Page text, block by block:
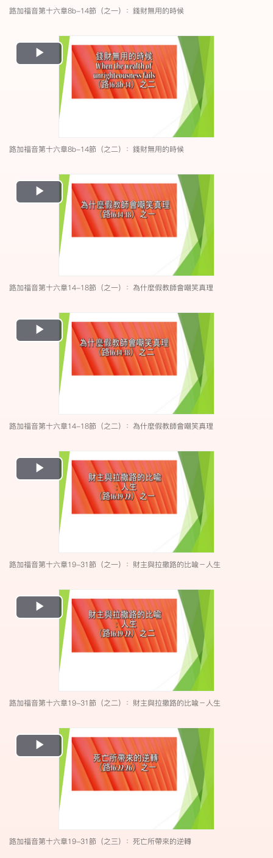
路加福音第十六章8b-14節（之一）：錢財無用的時候
Play
Video
路加福音第十六章8b-14節（之二）：錢財無用的時候
Play
Video
路加福音第十六章14-18節（之一）：為什麼假教師會嘲笑真理
Play
Video
路加福音第十六章14-18節（之二）：為什麼假教師會嘲笑真理
Play
Video
路加福音第十六章19-31節（之一）：財主與拉撒路的比喩－人生
Play
Video
路加福音第十六章19-31節（之二）：財主與拉撒路的比喩－人生
Play
Video
路加福音第十六章19-31節（之三）：死亡所帶來的逆轉